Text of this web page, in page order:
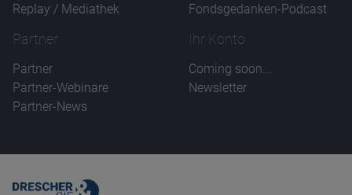
Replay / Mediathek
Fondsgedanken-Podcast
Partner
Partner
Partner-Webinare
Partner-News
Ihr Konto
Coming soon...
Newsletter